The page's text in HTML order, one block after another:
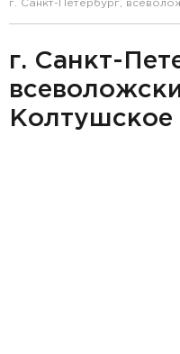
г. Санкт-Петербург,
г. Санкт-
Колтушское